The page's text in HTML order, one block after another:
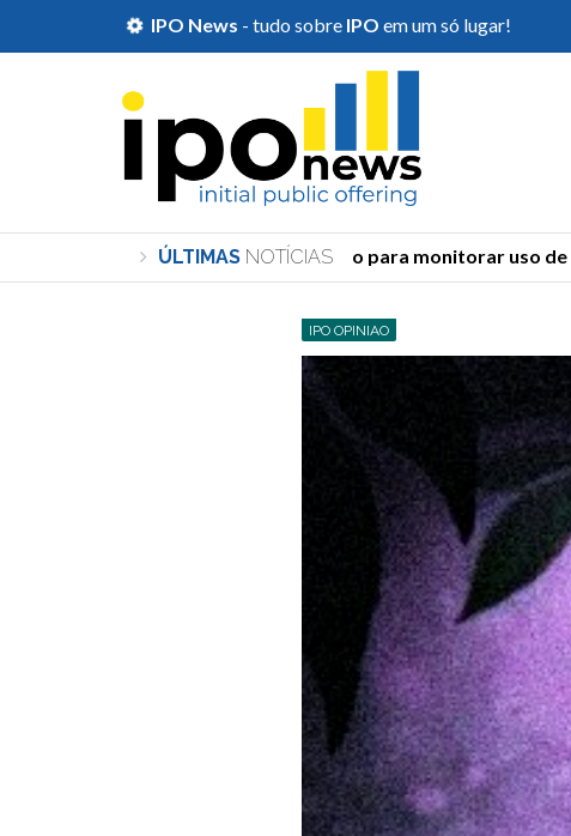
IPO News - tudo sobre IPO em um só lugar!
ÚLTIMAS NOTÍCIAS
TSE cria órgão para monitorar uso de IA
IPO OPINIAO